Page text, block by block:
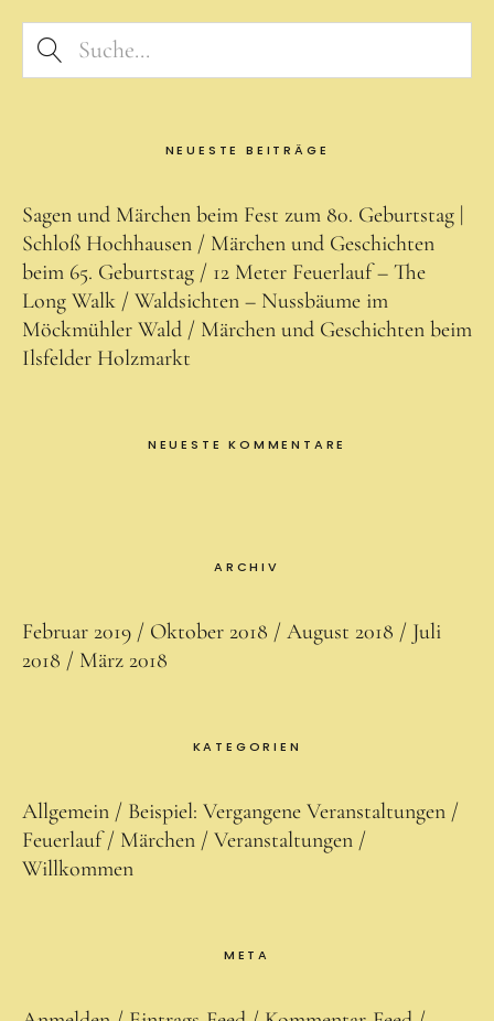
NEUESTE BEITRÄGE
Sagen und Märchen beim Fest zum 80. Geburtstag |
Schloß Hochhausen
Märchen und Geschichten
beim 65. Geburtstag
12 Meter Feuerlauf – The
Long Walk
Waldsichten – Nussbäume im
Möckmühler Wald
Märchen und Geschichten beim
Ilsfelder Holzmarkt
NEUESTE KOMMENTARE
ARCHIV
Februar 2019 Oktober 2018 August 2018
Juli
2018
März 2018
KATEGORIEN
Allgemein
Beispiel: Vergangene Veranstaltungen
Feuerlauf
Märchen
Veranstaltungen
Willkommen
META